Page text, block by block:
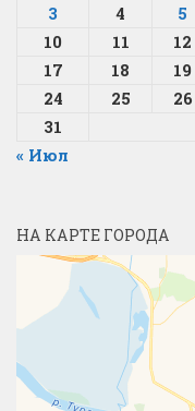
3 4 5
10
11 12
17
18 19
24
25 26
31
« Июл
НА КАРТЕ ГОРОДА